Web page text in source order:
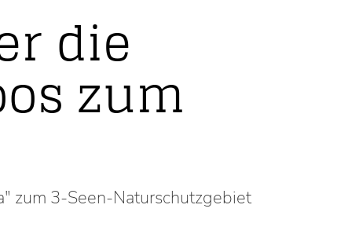
die
zum
zum 3-Seen-Naturschutzgebiet